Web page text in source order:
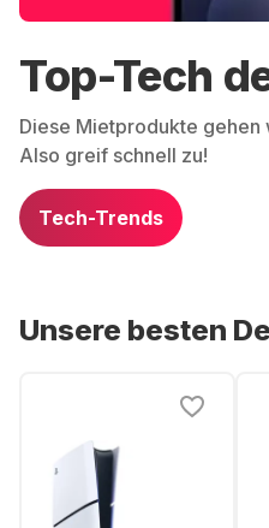
Top-Tech
Diese Mietprodukte gehen
Also greif schnell zu!
Tech-Trends
Unsere besten